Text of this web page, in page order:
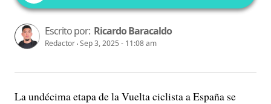
Escrito por: Ricardo Baracaldo
Redactor Sep 3, 2025 - 11:08 am
La undécima etapa de la Vuelta ciclista a España se